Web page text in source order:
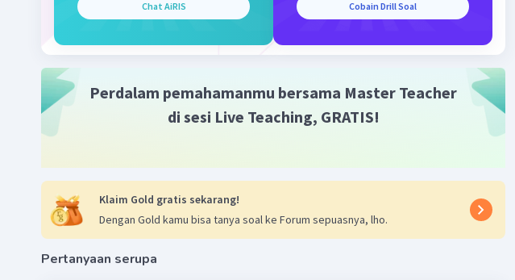
Iklan
Chat AiRIS Cobain Drill Soal
Perdalam pemahamanmu bersama Master Teacher
di sesi Live Teaching, GRATIS!
Klaim Gold gratis sekarang!
Dengan Gold kamu bisa tanya soal ke Forum sepuasnya, lho.
Pertanyaan serupa